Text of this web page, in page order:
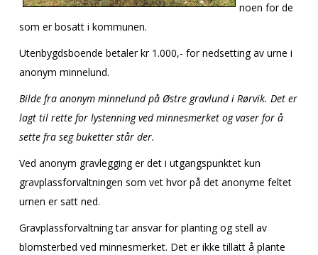
noen for de
som er bosatt i kommunen.
Utenbygdsboende betaler kr 1.000,- for nedsetting av urne i
anonym minnelund.
Bilde fra anonym minnelund på Østre gravlund i Rørvik. Det er
lagt til rette for lystenning ved minnesmerket og vaser for å
sette fra seg buketter står der.
Ved anonym gravlegging er det i utgangspunktet kun
gravplassforvaltningen som vet hvor på det anonyme feltet
urnen er satt ned.
Gravplassforvaltning tar ansvar for planting og stell av
blomsterbed ved minnesmerket. Det er ikke tillatt å plante